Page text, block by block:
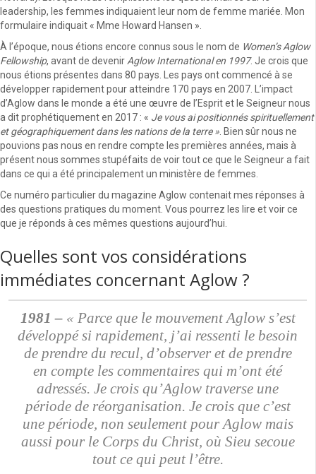
leadership, les femmes indiquaient leur nom de femme mariée. Mon
formulaire indiquait « Mme Howard Hansen ».
À l’époque, nous étions encore connus sous le nom de Women’s Aglow
Fellowship, avant de devenir Aglow International en 1997. Je crois que
nous étions présentes dans 80 pays. Les pays ont commencé à se
développer rapidement pour atteindre 170 pays en 2007. L’impact
d’Aglow dans le monde a été une œuvre de l’Esprit et le Seigneur nous
a dit prophétiquement en 2017 : « Je vous ai positionnés spirituellement
et géographiquement dans les nations de la terre » . Bien sûr nous ne
pouvions pas nous en rendre compte les premières années, mais à
présent nous sommes stupéfaits de voir tout ce que le Seigneur a fait
dans ce qui a été principalement un ministère de femmes.
Ce numéro particulier du magazine Aglow contenait mes réponses à
des questions pratiques du moment. Vous pourrez les lire et voir ce
que je réponds à ces mêmes questions aujourd’hui.
Quelles sont vos considérations
immédiates concernant Aglow ?
1981 – « Parce que le mouvement Aglow s’est
développé si rapidement, j’ai ressenti le besoin
de prendre du recul, d’observer et de prendre
en compte les commentaires qui m’ont été
adressés. Je crois qu’Aglow traverse une
période de réorganisation. Je crois que c’est
une période, non seulement pour Aglow mais
aussi pour le Corps du Christ, où Sieu secoue
tout ce qui peut l’être.